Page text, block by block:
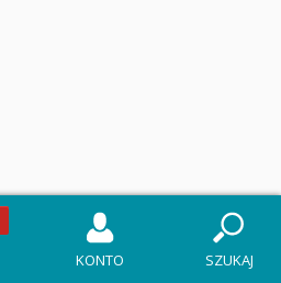
KONTO SZUKAJ